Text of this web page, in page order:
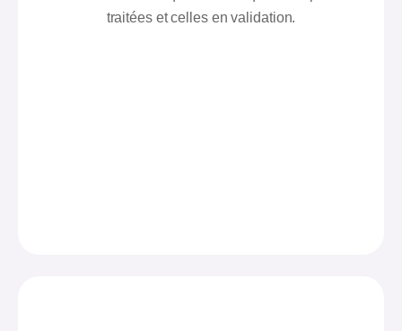
traitées et celles en validation.